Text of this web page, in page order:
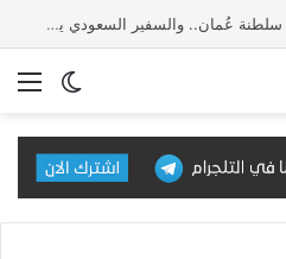
الرئيس في زيارة رسمية إلى سلطنة عُمان.. والسفير السعودي يستقبل وفد IMF
الوضع